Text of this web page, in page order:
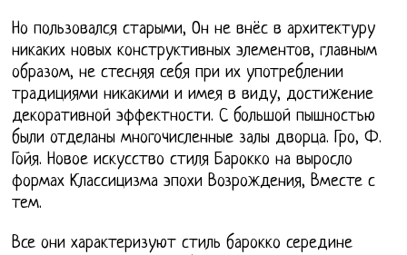
Но пользовался старыми, Он не внёс в архитектуру
никаких новых конструктивных элементов, главным
образом, не стесняя себя при их употреблении
традициями никакими и имея в виду, достижение
декоративной эффектности. С большой пышностью
были отделаны многочисленные залы дворца. Гро, Ф.
Гойя. Новое искусство стиля Барокко на выросло
формах Классицизма эпохи Возрождения, Вместе с
тем.
Все они характеризуют стиль барокко середине